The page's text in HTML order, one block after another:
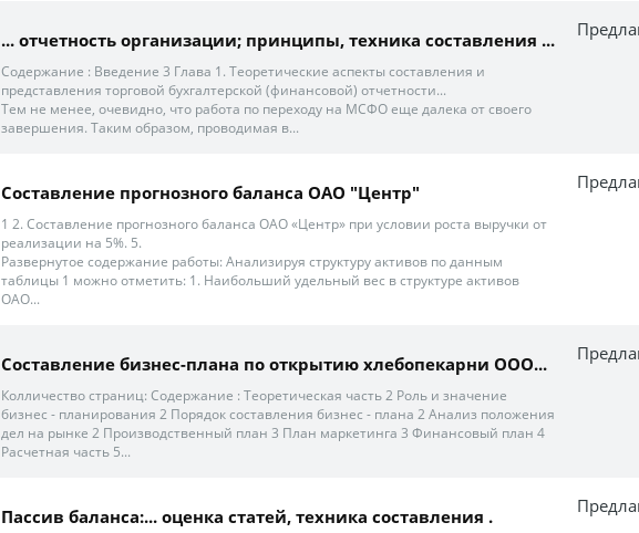
... отчетность организации; принципы, техника составления ...
Содержание : Введение 3 Глава 1. Теоретические аспекты составления и
представления торговой бухгалтерской (финансовой) отчетности...
Тем не менее, очевидно, что работа по переходу на МСФО еще далека от своего
завершения. Таким образом, проводимая в...
Составление прогнозного баланса ОАО "Центр"
1 2. Составление прогнозного баланса ОАО «Центр» при условии роста выручки от
реализации на 5%. 5.
Развернутое содержание работы: Анализируя структуру активов по данным
таблицы 1 можно отметить: 1. Наибольший удельный вес в структуре активов
ОАО...
Составление бизнес-плана по открытию хлебопекарни ООО...
Колличество страниц: Содержание : Теоретическая часть 2 Роль и значение
бизнес - планирования 2 Порядок составления бизнес - плана 2 Анализ положения
дел на рынке 2 Производственный план 3 План маркетинга 3 Финансовый план 4
Расчетная часть 5...
Пассив баланса:... оценка статей, техника составления .